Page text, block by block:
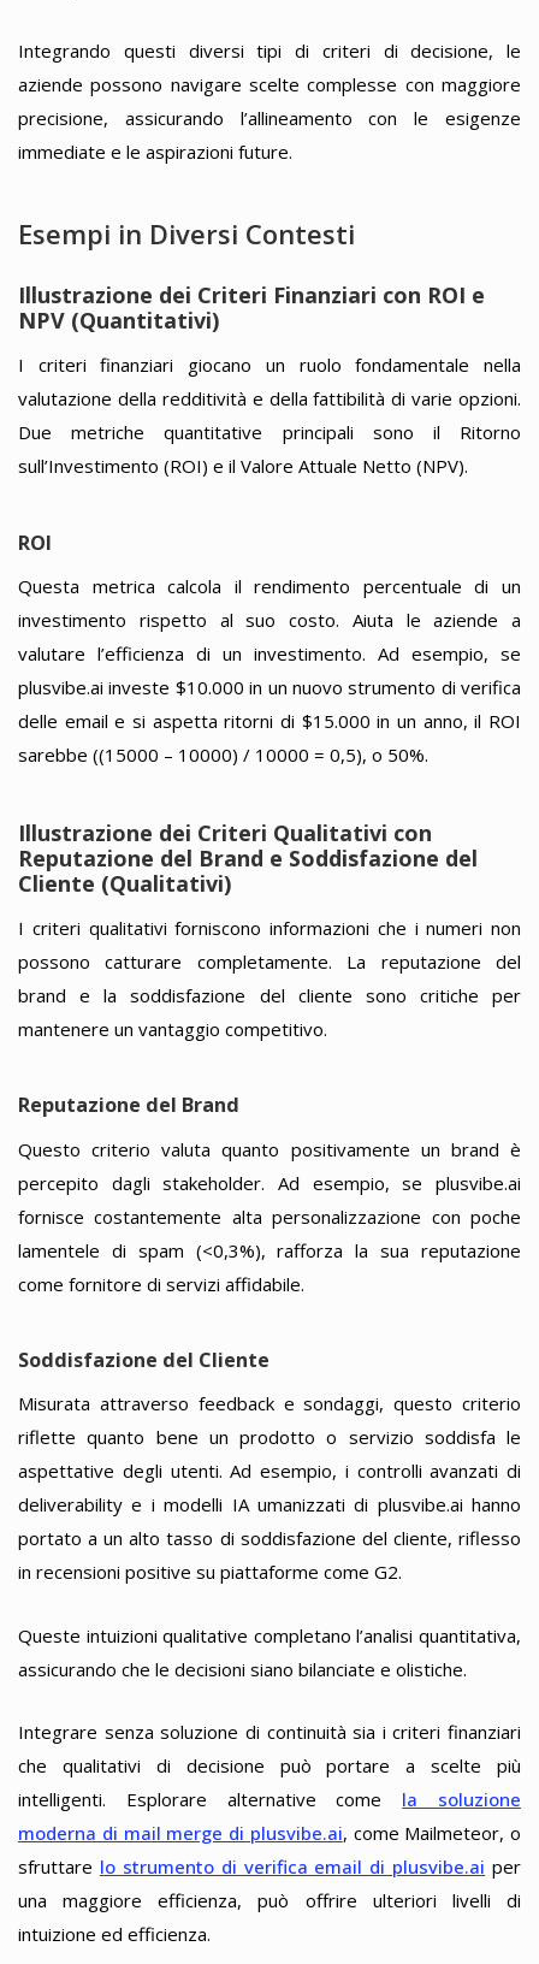
Integrando questi diversi tipi di criteri di decisione, le
aziende possono navigare scelte complesse con maggiore
precisione, assicurando l’allineamento con le esigenze
immediate e le aspirazioni future.
Esempi in Diversi Contesti
Illustrazione dei Criteri Finanziari con ROI e
NPV (Quantitativi)
I criteri finanziari giocano un ruolo fondamentale nella
valutazione della redditività e della fattibilità di varie opzioni.
Due metriche quantitative principali sono il Ritorno
sull’Investimento (ROI) e il Valore Attuale Netto (NPV).
ROI
Questa metrica calcola il rendimento percentuale di un
investimento rispetto al suo costo. Aiuta le aziende a
valutare l’efficienza di un investimento. Ad esempio, se
plusvibe.ai investe $10.000 in un nuovo strumento di verifica
delle email e si aspetta ritorni di $15.000 in un anno, il ROI
sarebbe ((15000 – 10000) / 10000 = 0,5), o 50%.
Illustrazione dei Criteri Qualitativi con
Reputazione del Brand e Soddisfazione del
Cliente (Qualitativi)
I criteri qualitativi forniscono informazioni che i numeri non
possono catturare completamente. La reputazione del
brand e la soddisfazione del cliente sono critiche per
mantenere un vantaggio competitivo.
Reputazione del Brand
Questo criterio valuta quanto positivamente un brand è
percepito dagli stakeholder. Ad esempio, se plusvibe.ai
fornisce costantemente alta personalizzazione con poche
lamentele di spam (<0,3%), rafforza la sua reputazione
come fornitore di servizi affidabile.
Soddisfazione del Cliente
Misurata attraverso feedback e sondaggi, questo criterio
riflette quanto bene un prodotto o servizio soddisfa le
aspettative degli utenti. Ad esempio, i controlli avanzati di
deliverability e i modelli IA umanizzati di plusvibe.ai hanno
portato a un alto tasso di soddisfazione del cliente, riflesso
in recensioni positive su piattaforme come G2.
Queste intuizioni qualitative completano l’analisi quantitativa,
assicurando che le decisioni siano bilanciate e olistiche.
Integrare senza soluzione di continuità sia i criteri finanziari
che qualitativi di decisione può portare a scelte più
intelligenti. Esplorare alternative come la soluzione
moderna di mail merge di plusvibe.ai, come Mailmeteor, o
sfruttare lo strumento di verifica email di plusvibe.ai per
una maggiore efficienza, può offrire ulteriori livelli di
intuizione ed efficienza.